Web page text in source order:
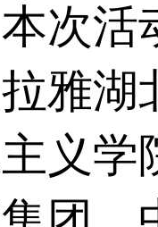
次活
雅湖
义学